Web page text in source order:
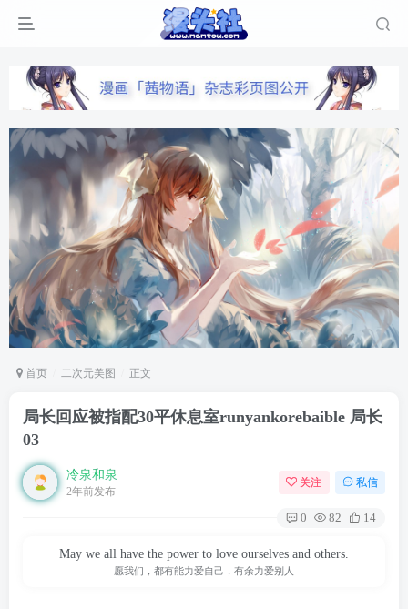
首页 二次元美图 正文
局长回应被指配30平休息室runyankorebaible 局长
03
冷泉和泉
2年前发布
关注 私信
0 82 14
May we all have the power to love ourselves and others.
愿我们，都有能力爱自己，有余力爱别人